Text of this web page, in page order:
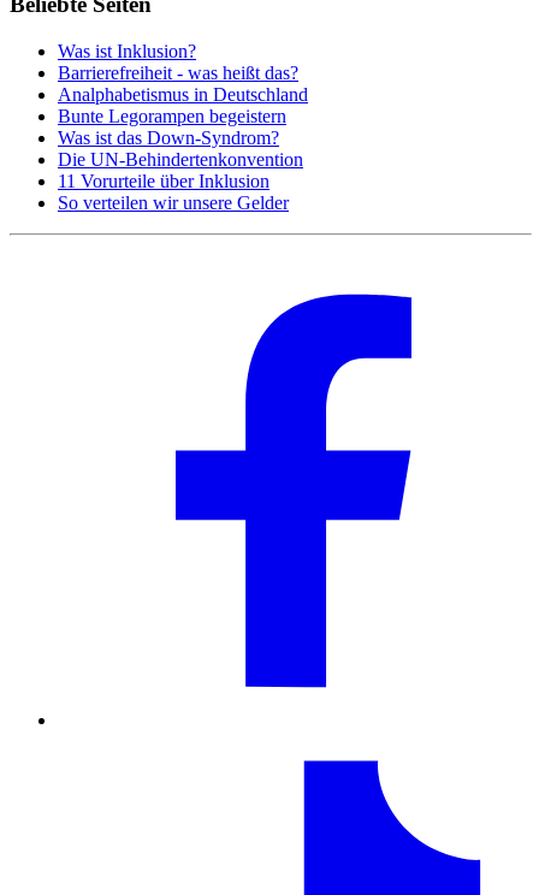
Was ist Inklusion?
Barrierefreiheit - was heißt das?
Analphabetismus in Deutschland
Bunte Legorampen begeistern
Was ist das Down-Syndrom?
Die UN-Behindertenkonvention
11 Vorurteile über Inklusion
So verteilen wir unsere Gelder